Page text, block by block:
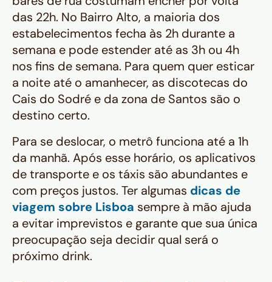
das 22h. No Bairro Alto, a maioria dos
estabelecimentos fecha às 2h durante a
semana e pode estender até as 3h ou 4h
nos fins de semana. Para quem quer esticar
a noite até o amanhecer, as discotecas do
Cais do Sodré e da zona de Santos são o
destino certo.
Para se deslocar, o metrô funciona até a 1h
da manhã. Após esse horário, os aplicativos
de transporte e os táxis são abundantes e
com preços justos. Ter algumas dicas de
viagem sobre Lisboa sempre à mão ajuda
a evitar imprevistos e garante que sua única
preocupação seja decidir qual será o
próximo drink.